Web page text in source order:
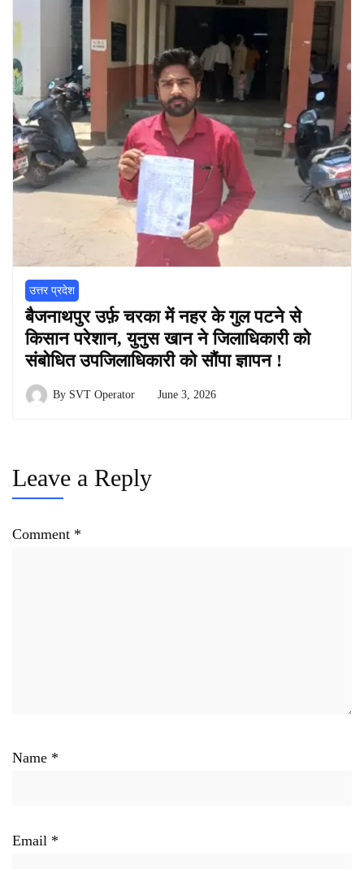
उत्तर प्रदेश
बैजनाथपुर उर्फ़ चरका में नहर के गुल पटने से
किसान परेशान, युनुस खान ने जिलाधिकारी को
संबोधित उपजिलाधिकारी को सौंपा ज्ञापन !
By SVT Operator June 3, 2026
Leave a Reply
Comment *
Name *
Email *